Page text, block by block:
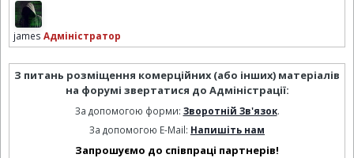
james Адміністратор
З питань розміщення комерційних (або інших) матеріалів
на форумі звертатися до Адміністрації:
За допомогою форми: Зворотній Зв'язок.
За допомогою E-Mail: Напишіть нам
Запрошуємо до співпраці партнерів!